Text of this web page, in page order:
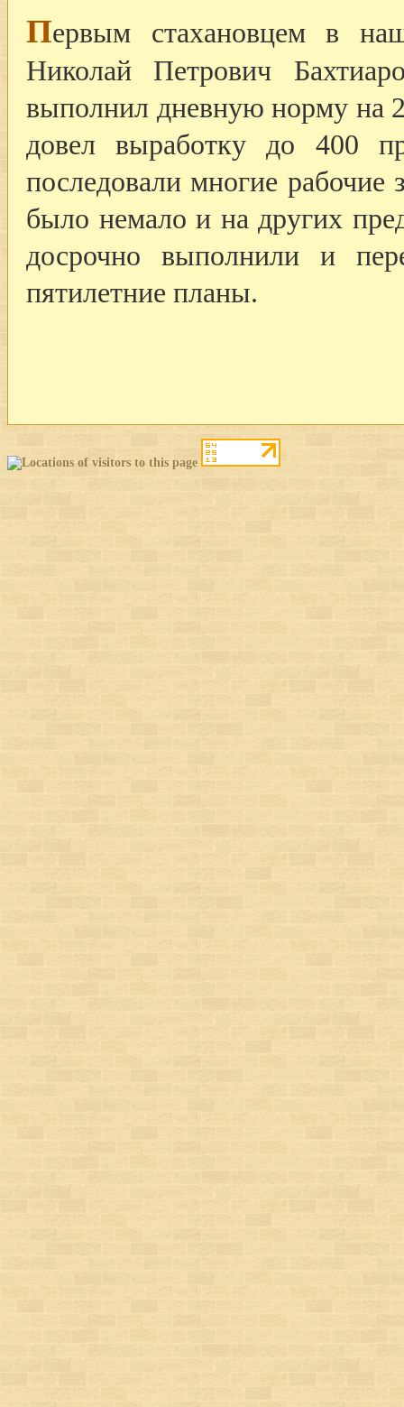
Первым стахановцем в
Николай Петрович
выполнил дневную норму на
довел выработку до 400
последовали многие рабочие
было немало и на других
досрочно выполнили и
пятилетние планы.